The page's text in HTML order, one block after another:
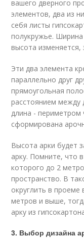
вашего дверного
элементов, два из
себя листы
полукружье.
высота
Эти два элемента
параллельно друг
прямоугольная
расстоянием между
длина - периметром
сформирована
Высота арки будет
арку. Помните, что
которого до 2
пространство. В
округлить в проеме
метров и выше,
арку из
3. Выбор дизайна